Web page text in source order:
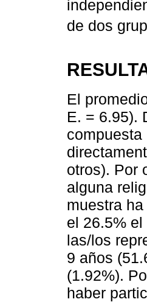
de dos
El
E. = 6.95).
compuesta
otros). Por
alguna
muestra
el 26.5%
las/los
9 años
(1.92%).
haber